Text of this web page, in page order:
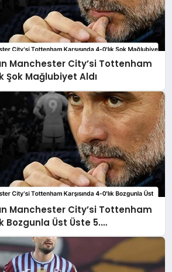
Manchester City’si Tottenham
Şok Mağlubiyet Aldı
Manchester City’si Tottenham
Bozgunla Üst Üste 5.